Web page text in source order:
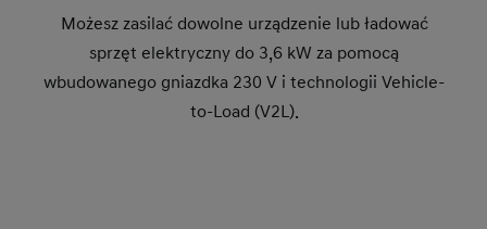
Możesz zasilać dowolne urządzenie lub ładować
sprzęt elektryczny do 3,6 kW za pomocą
wbudowanego gniazdka 230 V i technologii Vehicle-
to-Load (V2L).